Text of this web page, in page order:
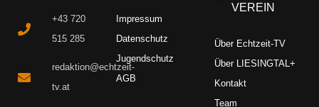
+43 720
515 285
redaktion@echtzeit-
tv.at
Impressum
Datenschutz
Jugendschutz
AGB
VEREIN
Über Echtzeit-TV
Über LIESINGTAL+
Kontakt
Team